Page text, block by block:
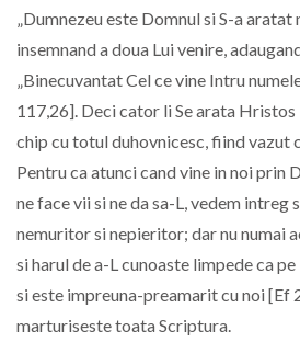
„Dumnezeu este Domnul si S-a aratat
insemnand a doua Lui venire,
„Binecuvantat Cel ce vine Intru
117,26]. Deci cator li Se arata Hristos
chip cu totul duhovnicesc, fiind vazut
Pentru ca atunci cand vine in noi prin
ne face vii si ne da sa-L, vedem intreg
nemuritor si nepieritor; dar nu numai
si harul de a-L cunoaste limpede ca
si este impreuna-preamarit cu noi [Ef
marturiseste toata Scriptura.